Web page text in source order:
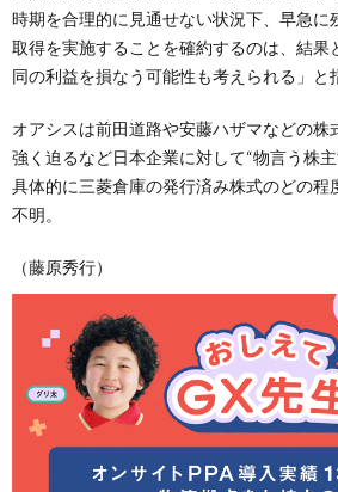
時期を合理的に見通せない状況下、早急に
取得を実施することを確約するのは、結果
同の利益を損なう可能性も考えられる」と
オアシスは前田道路や安藤ハザマなどの株
強く迫るなど日本企業に対して“物言う株主
具体的に三菱倉庫の発行済み株式のどの程
不明。
（藤原秀行）